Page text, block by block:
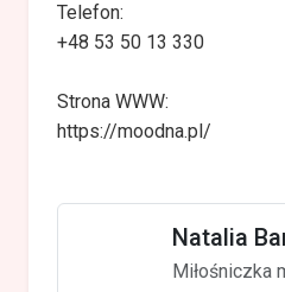
Telefon:
+48 53 50 13 330
Strona WWW:
https://moodna.pl/
Natalia
Miłośniczka